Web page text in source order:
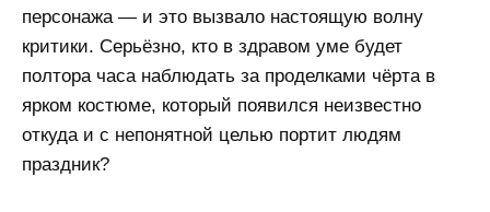
персонажа — и это вызвало настоящую волну
критики. Серьёзно, кто в здравом уме будет
полтора часа наблюдать за проделками чёрта в
ярком костюме, который появился неизвестно
откуда и с непонятной целью портит людям
праздник?